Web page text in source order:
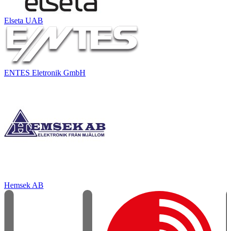
Elseta UAB
ENTES Eletronik GmbH
Hemsek AB